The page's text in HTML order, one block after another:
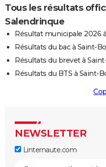
Tous les résultats
Salendrinque
Résultat municipale 2026
Résultats du bac à Saint-
Résultats du brevet à
Résultats du BTS à Saint-
NEWSLETTER
Linternaute.com